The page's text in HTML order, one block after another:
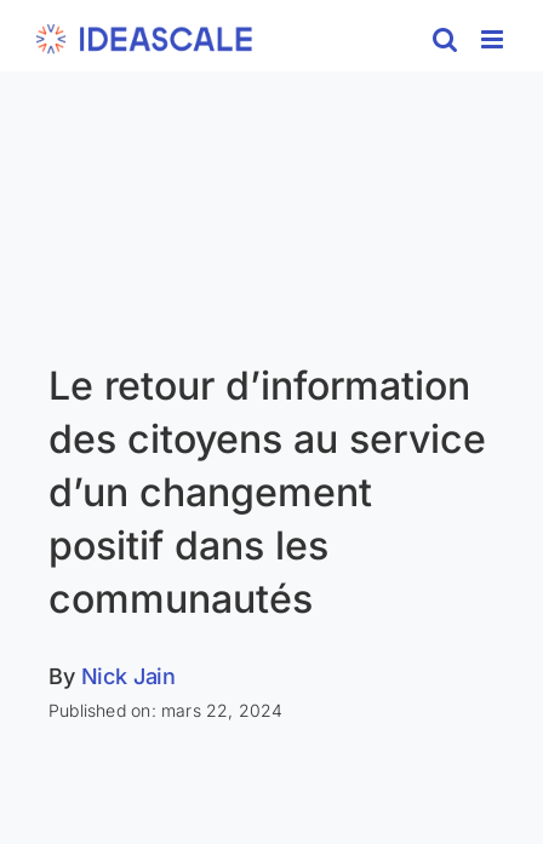
Le retour d’information
des citoyens au service
d’un changement
positif dans les
communautés
By Nick Jain
Published on: mars 22, 2024